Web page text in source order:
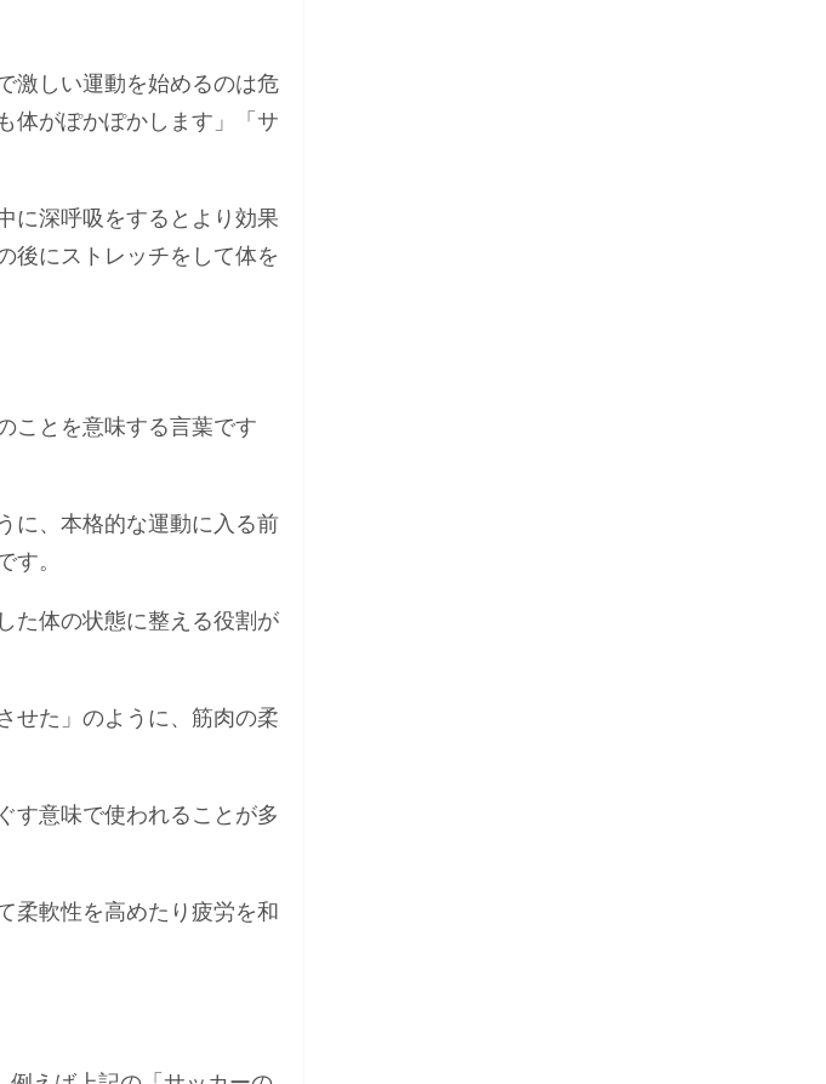
激しい運動を始めるのは危
体がぽかぽかします」「サ
に深呼吸をするとより効果
後にストレッチをして体を
ことを意味する言葉です
に、本格的な運動に入る前
す。
た体の状態に整える役割が
せた」のように、筋肉の柔
す意味で使われることが多
柔軟性を高めたり疲労を和